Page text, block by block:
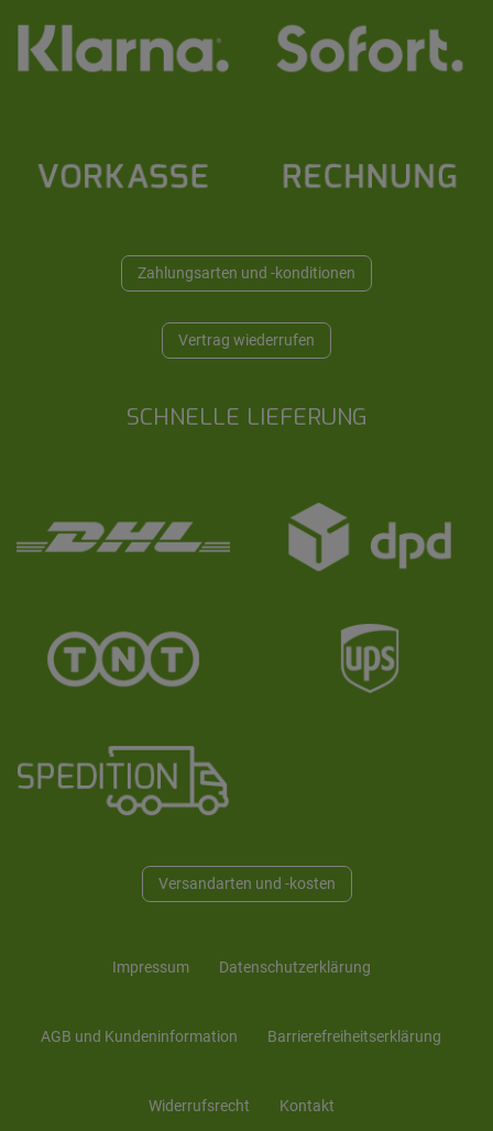
Zahlungsarten und -konditionen
Vertrag wiederrufen
SCHNELLE LIEFERUNG
Versandarten und -kosten
Impressum Daten­schutz­erklärung
AGB und Kunden­information Barrierefreiheitserklärung
Widerrufs­recht Kontakt